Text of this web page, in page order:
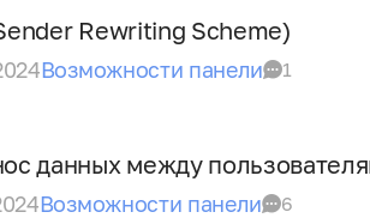
Rewriting Scheme)
Возможности панели 1
данных между
Возможности панели 6